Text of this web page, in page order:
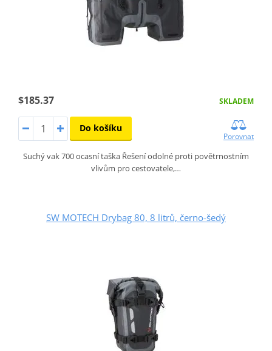
$185.37 SKLADEM
Do košíku
Porovnat
Suchý vak 700 ocasní taška Řešení odolné proti povětrnostním
vlivům pro cestovatele,…
SW MOTECH Drybag 80, 8 litrů, černo-šedý